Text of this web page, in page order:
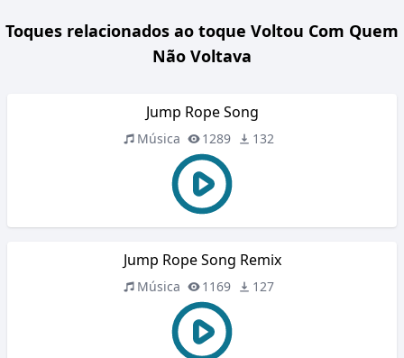
Toques relacionados ao toque Voltou Com Quem
Não Voltava
Jump Rope Song
Música 1289 132
Jump Rope Song Remix
Música 1169 127